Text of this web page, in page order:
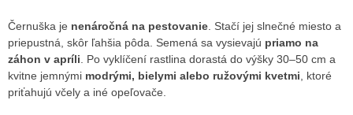
Černuška je nenáročná na pestovanie. Stačí jej slnečné miesto a
priepustná, skôr ľahšia pôda. Semená sa vysievajú priamo na
záhon v apríli. Po vyklíčení rastlina dorastá do výšky 30–50 cm a
kvitne jemnými modrými, bielymi alebo ružovými kvetmi, ktoré
priťahujú včely a iné opeľovače.